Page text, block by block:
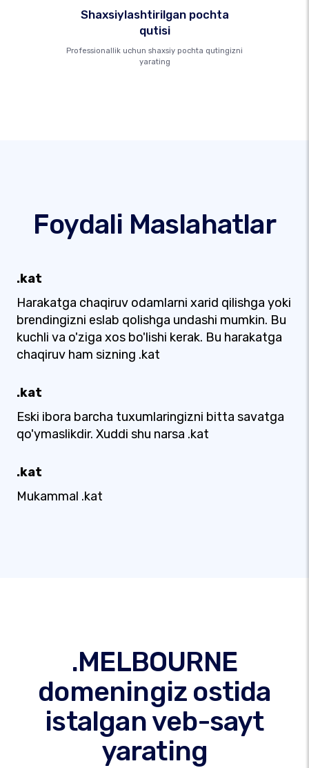
Shaxsiylashtirilgan pochta
qutisi
Professionallik uchun shaxsiy pochta qutingizni
yarating
Foydali Maslahatlar
.kat
Harakatga chaqiruv odamlarni xarid qilishga yoki
brendingizni eslab qolishga undashi mumkin. Bu
kuchli va o'ziga xos bo'lishi kerak. Bu harakatga
chaqiruv ham sizning .kat
.kat
Eski ibora barcha tuxumlaringizni bitta savatga
qo'ymaslikdir. Xuddi shu narsa .kat
.kat
Mukammal .kat
.MELBOURNE
domeningiz ostida
istalgan veb-sayt
yarating